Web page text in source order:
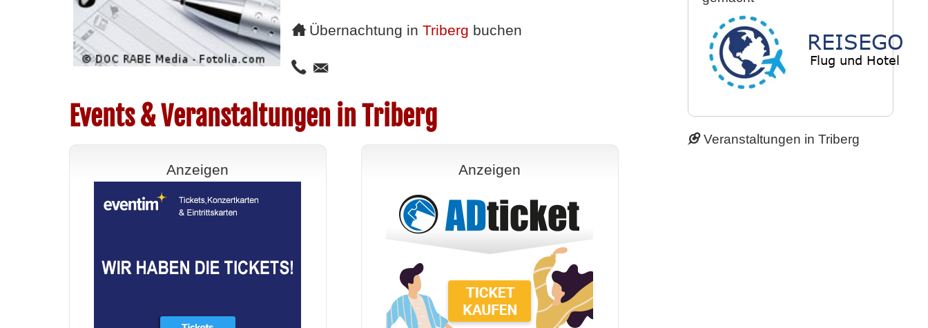
Übernachtung in Triberg buchen
Events & Veranstaltungen in Triberg
Anzeigen Anzeigen
Veranstaltungen in Triberg